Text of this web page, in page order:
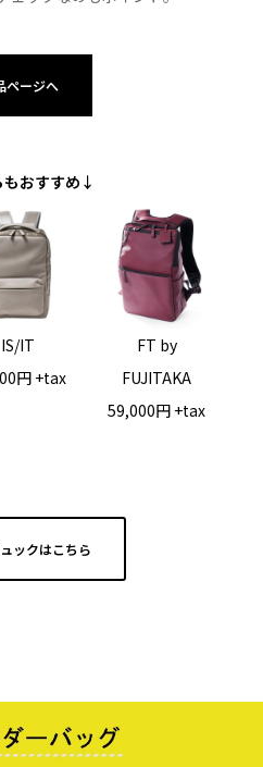
ページへ
おすすめ↓
IS/IT
円 +tax
FT by
FUJITAKA
59,000円 +tax
ックはこちら